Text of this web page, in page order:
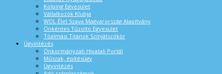
Kolping Egyesület
Vállalkozók Klubja
WOL Élet Szava Magyarország Alapítvány
Önkéntes Tűzoltó Egyesület
Tóalmási Titánok Színjátszókör
Ügyintézés
Önkormányzati Hivatali Portál
Műszak, építésügy
Ügyintézés